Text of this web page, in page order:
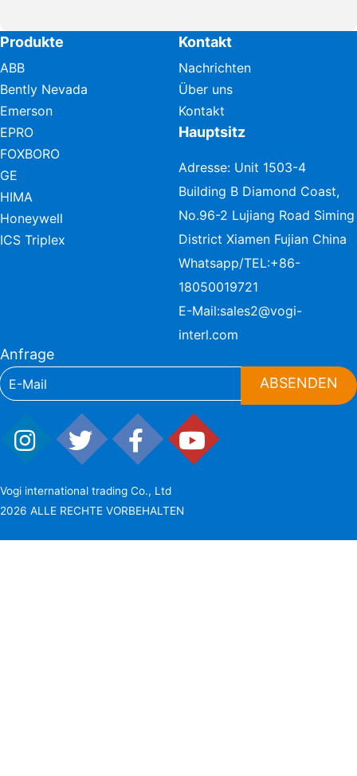
Produkte
ABB
Bently Nevada
Emerson
EPRO
FOXBORO
GE
HIMA
Honeywell
ICS Triplex
Kontakt
Nachrichten
Über uns
Kontakt
Hauptsitz
Adresse: Unit 1503-4
Building B Diamond Coast,
No.96-2 Lujiang Road Siming
District Xiamen Fujian China
Whatsapp/TEL:+86-
18050019721
E-Mail:sales2@vogi-
interl.com
Anfrage
ABSENDEN
Vogi international trading Co., Ltd
2026 ALLE RECHTE VORBEHALTEN